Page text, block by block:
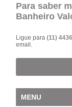
Para saber
Banheiro
Ligue para(11)
email.
MENU